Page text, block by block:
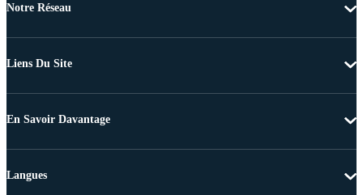
Notre Réseau
Liens Du Site
En Savoir Davantage
Langues